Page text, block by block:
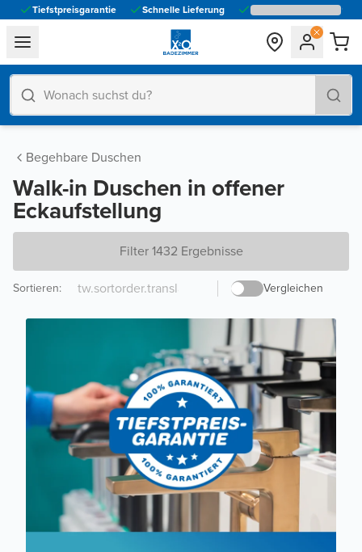
Tiefstpreisgarantie Schnelle Lieferung
general.navigation.toggle_menu.label
Begehbare Duschen
Walk-in Duschen in offener
Eckaufstellung
Filter 1432 Ergebnisse
Vergleichen
Sortieren: